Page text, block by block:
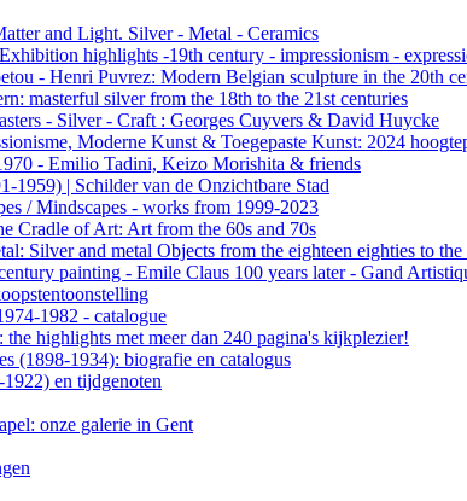
and Light. Silver - Metal - Ceramics
highlights -19th century - impressionism -
- Henri Puvrez: Modern Belgian sculpture in the 20th
masterful silver from the 18th to the 21st centuries
- Silver - Craft : Georges Cuyvers & David Huycke
Moderne Kunst & Toegepaste Kunst: 2024
- Emilio Tadini, Keizo Morishita & friends
1959) | Schilder van de Onzichtbare Stad
/ Mindscapes - works from 1999-2023
Cradle of Art: Art from the 60s and 70s
Silver and metal Objects from the eighteen eighties to the
painting - Emile Claus 100 years later - Gand
1982 - catalogue
highlights met meer dan 240 pagina's kijkplezier!
(1898-1934): biografie en catalogus
en tijdgenoten
onze galerie in Gent